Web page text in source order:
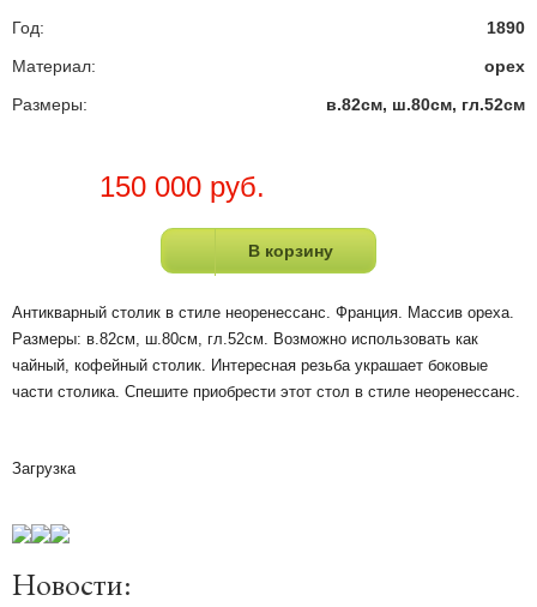
Год:
1890
Материал:
орех
Размеры:
в.82см, ш.80см, гл.52см
150 000 руб.
В корзину
Антикварный столик в стиле неоренессанс. Франция. Массив ореха.
Размеры: в.82см, ш.80см, гл.52см. Возможно использовать как
чайный, кофейный столик. Интересная резьба украшает боковые
части столика. Спешите приобрести этот стол в стиле неоренессанс.
Загрузка
Новости: